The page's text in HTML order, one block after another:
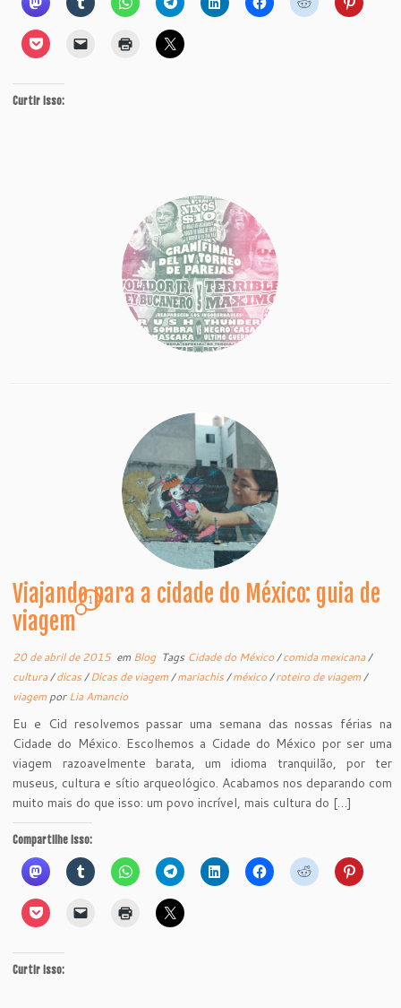
Curtir isso:
Viajando para a cidade do México: guia de
viagem
1
20 de abril de 2015em Blog Tags Cidade do México/comida mexicana/
cultura/dicas/Dicas de viagem/mariachis/méxico/roteiro de viagem/
viagem porLia Amancio
Eu e Cid resolvemos passar uma semana das nossas férias na
Cidade do México. Escolhemos a Cidade do México por ser uma
viagem razoavelmente barata, um idioma tranquilão, por ter
museus, cultura e sítio arqueológico. Acabamos nos deparando com
muito mais do que isso: um povo incrível, mais cultura do […]
Compartilhe isso:
Curtir isso: